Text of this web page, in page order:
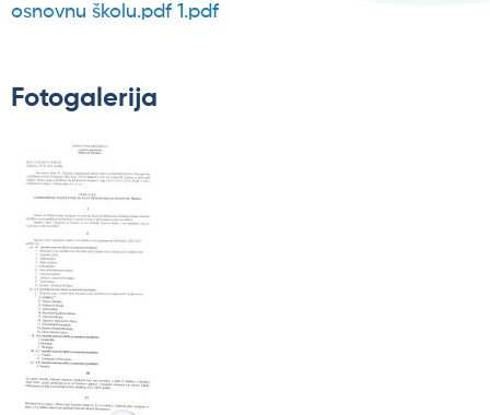
osnovnu školu.pdf 1.pdf
Fotogalerija